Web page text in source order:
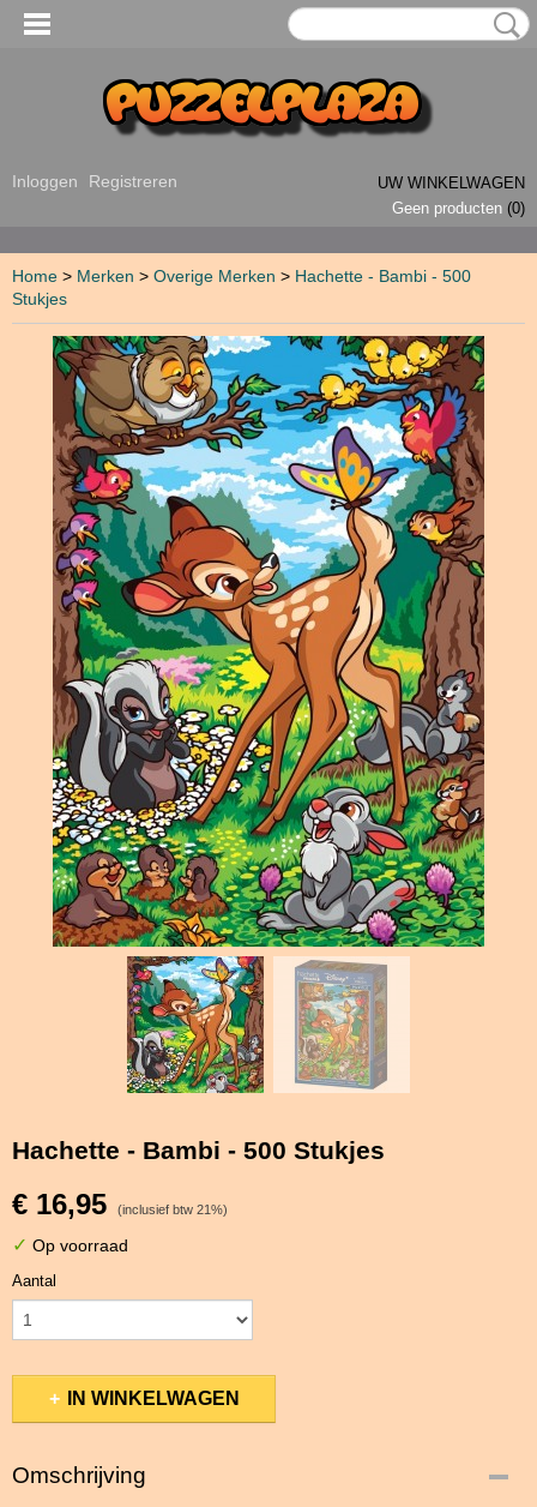
Inloggen Registreren
UW WINKELWAGEN
Geen producten (0)
Home > Merken > Overige Merken > Hachette - Bambi - 500
Stukjes
Hachette - Bambi - 500 Stukjes
€ 16,95 (inclusief btw 21%)
✓ Op voorraad
Aantal
IN WINKELWAGEN
Omschrijving